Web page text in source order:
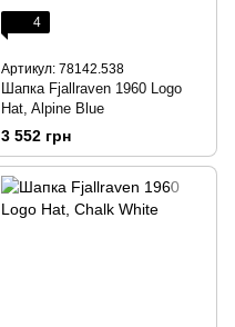
4
Артикул: 78142.538
Шапка Fjallraven 1960 Logo
Hat, Alpine Blue
3 552 грн